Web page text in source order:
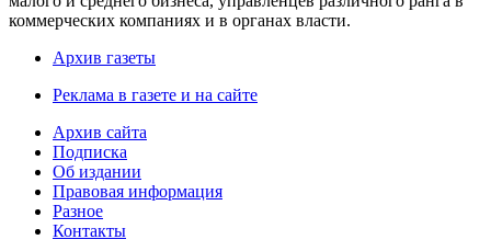
коммерческих компаниях и в органах власти.
Архив газеты
Реклама в газете и на сайте
Архив сайта
Подписка
Об издании
Правовая информация
Разное
Контакты